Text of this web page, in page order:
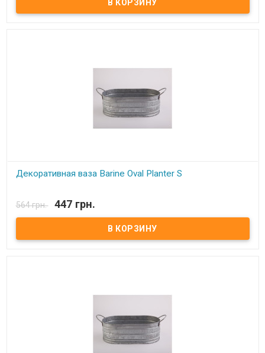
Декоративная ваза Barine Oval Planter S
металл. Размер: 12,5x21x9 см Упаковка: фирменная.
Производитель: Barine (Турция).
564 грн. 447 грн.